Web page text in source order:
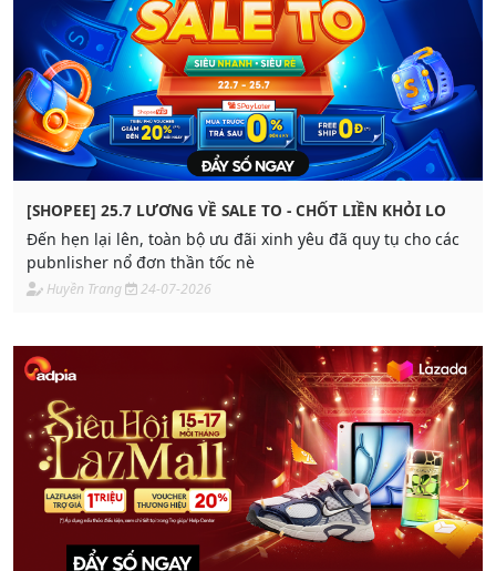
[SHOPEE] 25.7 LƯƠNG VỀ SALE TO - CHỐT LIỀN KHỎI LO
Đến hẹn lại lên, toàn bộ ưu đãi xinh yêu đã quy tụ cho các
pubnlisher nổ đơn thần tốc nè
Huyền Trang 24-07-2026